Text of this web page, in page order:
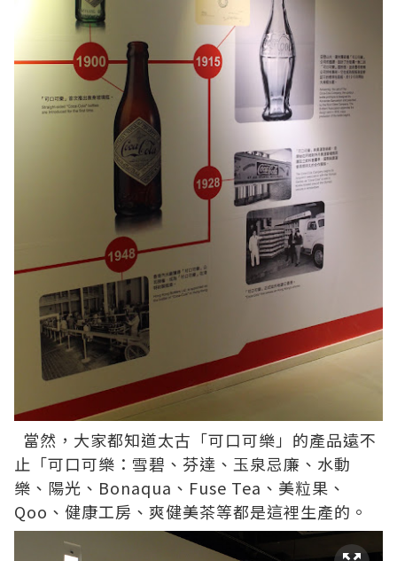
當然，大家都知道太古「可口可樂」的產品遠不
止「可口可樂：雪碧、芬達、玉泉忌廉、水動
樂、陽光、Bonaqua、Fuse Tea、美粒果、
Qoo、健康工房、爽健美茶等都是這裡生產的。